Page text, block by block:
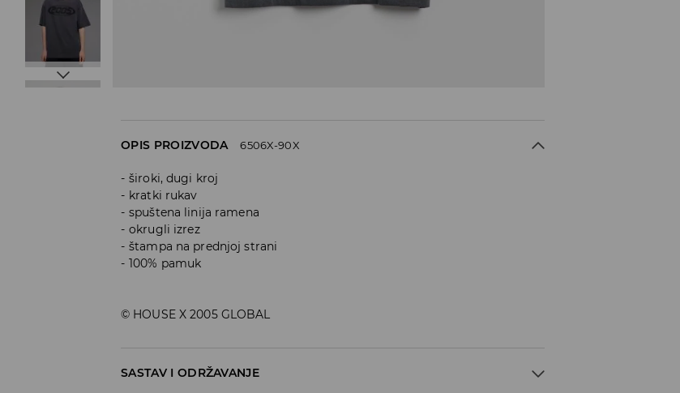
OPIS PROIZVODA 6506X-90X
široki, dugi kroj
kratki rukav
spuštena linija ramena
okrugli izrez
štampa na prednjoj strani
100% pamuk
© HOUSE X 2005 GLOBAL
SASTAV I ODRŽAVANJE